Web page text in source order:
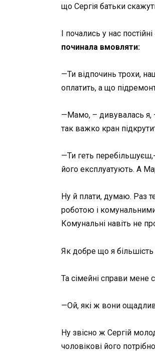
що Сергія батьки
І почались у нас
починала вмовляти:
—Ти відпочинь трохи,
оплатить, а що
—Мамо, – дивувалась я,
так важко кран
—Ти геть
його експлуатують. А
Ну й плати, думаю. Раз
роботою і
Комунальні навіть не
Як добре що я більшість
Та сімейні справи мене
—Ой, які ж вони
Ну звісно ж Сергій
чоловікові його